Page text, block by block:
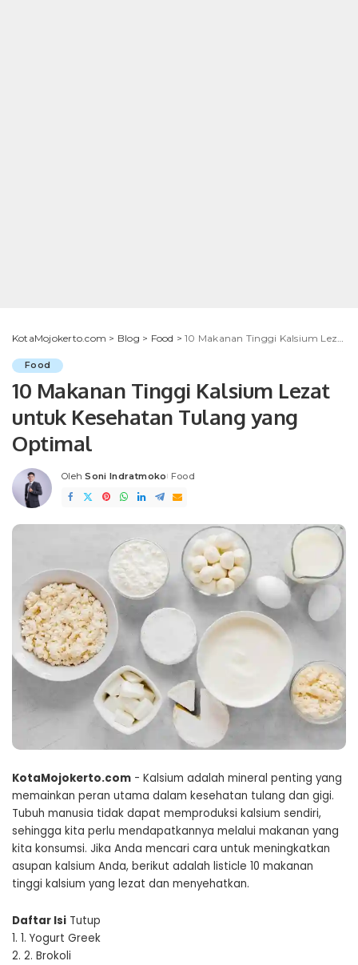
KotaMojokerto.com > Blog > Food >10 Makanan Tinggi Kalsium Lezat untuk Kesehatan Tulang yang Optimal
Food
10 Makanan Tinggi Kalsium Lezat
untuk Kesehatan Tulang yang
Optimal
Posted
by
Oleh Soni Indratmoko Food
KotaMojokerto.com - Kalsium adalah mineral penting yang
memainkan peran utama dalam kesehatan tulang dan gigi.
Tubuh manusia tidak dapat memproduksi kalsium sendiri,
sehingga kita perlu mendapatkannya melalui makanan yang
kita konsumsi. Jika Anda mencari cara untuk meningkatkan
asupan kalsium Anda, berikut adalah listicle 10 makanan
tinggi kalsium yang lezat dan menyehatkan.
Daftar Isi Tutup
1. 1. Yogurt Greek
2. 2. Brokoli